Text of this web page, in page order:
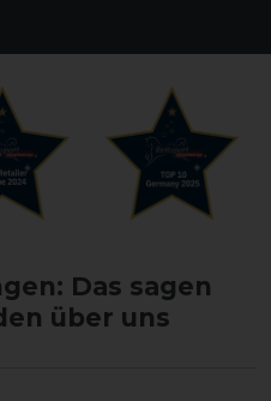
Das sagen
über uns